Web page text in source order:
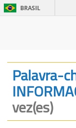
BRASIL
Palavra-
vez(es)